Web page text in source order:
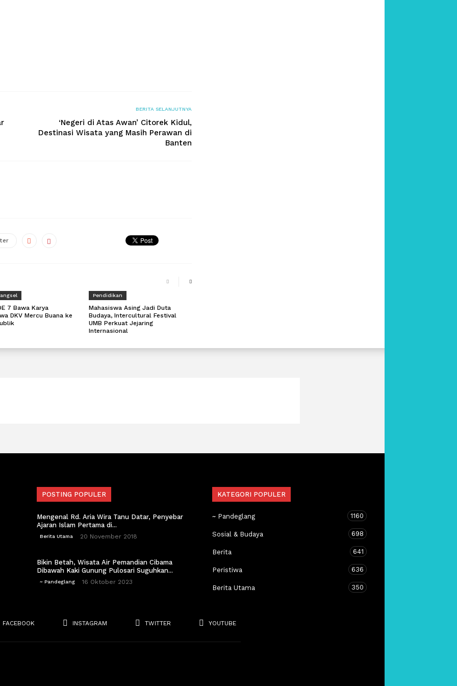
BERITA SELANJUTNYA
‘Negeri di Atas Awan’ Citorek Kidul,
Destinasi Wisata yang Masih Perawan di
Banten
7 Bawa Karya
DKV Mercu Buana ke
Pendidikan
Mahasiswa Asing Jadi Duta
Budaya, Intercultural Festival
UMB Perkuat Jejaring
Internasional
POSTING POPULER
Mengenal Rd. Aria Wira Tanu Datar, Penyebar
Ajaran Islam Pertama di...
Berita Utama 20 November 2018
Bikin Betah, Wisata Air Pemandian Cibama
Dibawah Kaki Gunung Pulosari Suguhkan...
~ Pandeglang 16 Oktober 2023
KATEGORI POPULER
~ Pandeglang 1160
Sosial & Budaya 698
Berita 641
Peristiwa 636
Berita Utama 350
FACEBOOK INSTAGRAM TWITTER YOUTUBE